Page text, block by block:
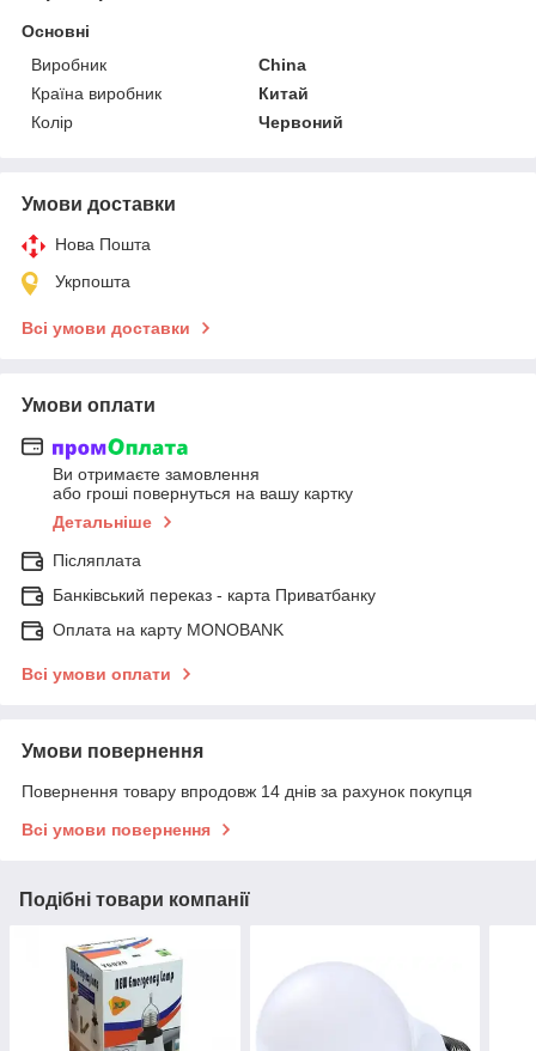
Основні
Виробник
China
Країна виробник
Китай
Колір
Червоний
Умови доставки
Нова Пошта
Укрпошта
Всі умови доставки
Умови оплати
Ви отримаєте замовлення
або гроші повернуться на вашу картку
Детальніше
Післяплата
Банківський переказ - карта Приватбанку
Оплата на карту MONOBANK
Всі умови оплати
Умови повернення
Повернення товару впродовж 14 днів за рахунок покупця
Всі умови повернення
Подібні товари компанії